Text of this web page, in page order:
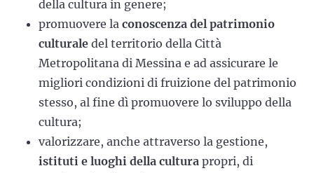
della cultura in genere;
promuovere la conoscenza del patrimonio
culturale del territorio della Città
Metropolitana di Messina e ad assicurare le
migliori condizioni di fruizione del patrimonio
stesso, al fine dì promuovere lo sviluppo della
cultura;
valorizzare, anche attraverso la gestione,
istituti e luoghi della cultura propri, di